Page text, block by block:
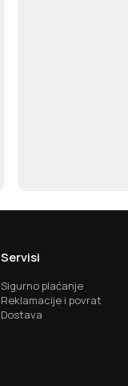
Servisi
Sigurno plaćanje
Reklamacije i povrat
Dostava